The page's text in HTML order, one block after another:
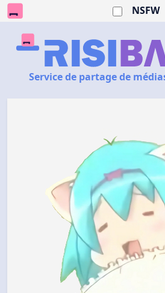
NSFW
Service de partage de